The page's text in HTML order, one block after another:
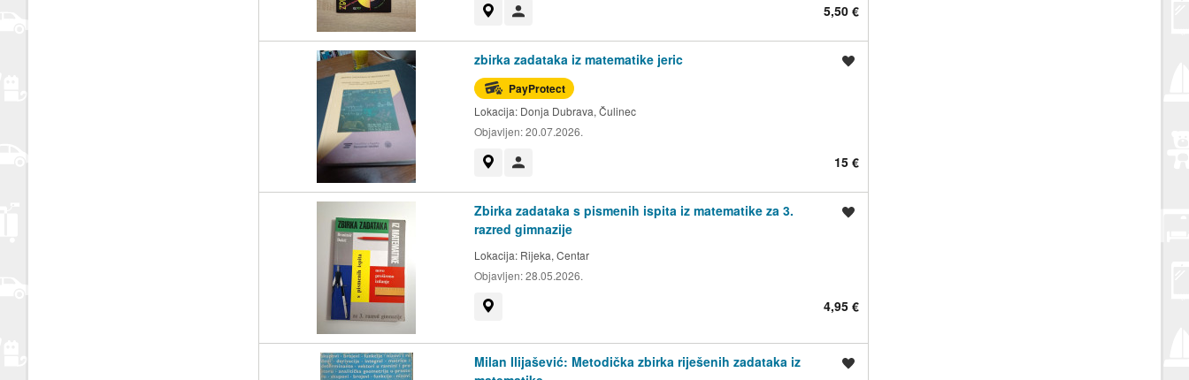
5,50 €
zbirka zadataka iz matematike jeric
PayProtect
Lokacija: Donja Dubrava, Čulinec
Objavljen:20.07.2026.
15 €
Zbirka zadataka s pismenih ispita iz matematike za 3.
razred gimnazije
Lokacija: Rijeka, Centar
Objavljen:28.05.2026.
4,95 €
Milan Ilijašević: Metodička zbirka riješenih zadataka iz